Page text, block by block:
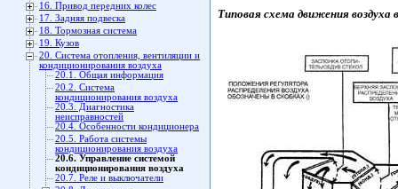
16. Привод передних колес
17. Задняя подвеска
18. Тормозная система
19. Кузов
20. Система отопления, вентиляции и
кондиционирования воздуха
20.1. Общая информация
20.2. Система
кондиционирования воздуха
20.3. Диагностика
неисправностей
20.4. Особенности кондиционера
20.5. Работа системы
кондиционирования воздуха
20.6. Управление системой
кондиционирования воздуха
20.7. Реле и выключатели
Типовая схема движения воздуха